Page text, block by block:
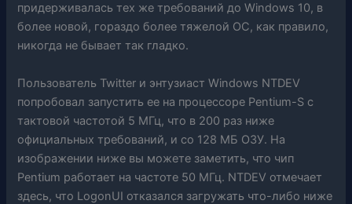
придерживалась тех же требований до Windows 10, в
более новой, гораздо более тяжелой ОС, как правило,
никогда не бывает так гладко.
Пользователь Twitter и энтузиаст Windows NTDEV
попробовал запустить ее на процессоре Pentium-S с
тактовой частотой 5 МГц, что в 200 раз ниже
официальных требований, и со 128 МБ ОЗУ. На
изображении ниже вы можете заметить, что чип
Pentium работает на частоте 50 МГц. NTDEV отмечает
здесь, что LogonUI отказался загружать что-либо ниже